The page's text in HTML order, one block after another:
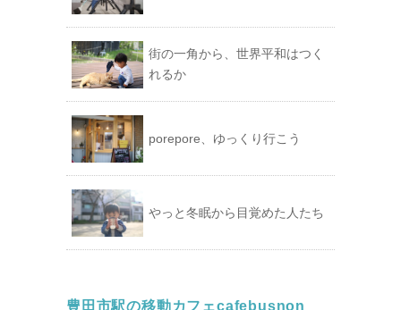
街の一角から、世界平和はつく
れるか
porepore、ゆっくり行こう
やっと冬眠から目覚めた人たち
豊田市駅の移動カフェcafebusnon